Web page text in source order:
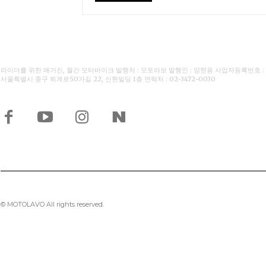
라이더를 위한 매거진, 월간 모터바이크 발행처 : 모토라보 발행인 : 양현용 사업자등록번호
서울특별시 중구 퇴계로50가길 22, 신현빌딩 1층 연락처 : 02-3472-0030
© MOTOLAVO All rights reserved.